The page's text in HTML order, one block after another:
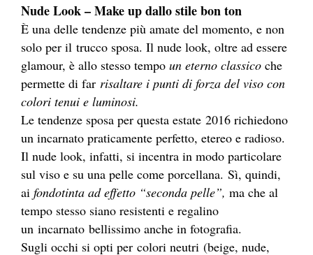
Nude Look – Make up dallo stile bon ton
È una delle tendenze più amate del momento, e non
solo per il trucco sposa. Il nude look, oltre ad essere
glamour, è allo stesso tempo un eterno classico che
permette di far risaltare i punti di forza del viso con
colori tenui e luminosi.
Le tendenze sposa per questa estate 2016 richiedono
un incarnato praticamente perfetto, etereo e radioso.
Il nude look, infatti, si incentra in modo particolare
sul viso e su una pelle come porcellana. Sì, quindi,
ai fondotinta ad effetto “seconda pelle”, ma che al
tempo stesso siano resistenti e regalino
un incarnato bellissimo anche in fotografia.
Sugli occhi si opti per colori neutri (beige, nude,